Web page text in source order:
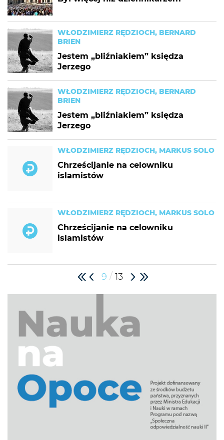
WŁODZIMIERZ RĘDZIOCH, BERNARD
BRIEN
Jestem „bliźniakiem” księdza
Jerzego
WŁODZIMIERZ RĘDZIOCH, BERNARD
BRIEN
Jestem „bliźniakiem” księdza
Jerzego
WŁODZIMIERZ RĘDZIOCH, MARKUS SOLO
Chrześcijanie na celowniku
islamistów
WŁODZIMIERZ RĘDZIOCH, MARKUS SOLO
Chrześcijanie na celowniku
islamistów
9 / 13